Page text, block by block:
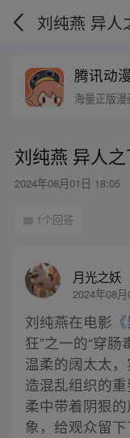
刘纯燕 异人
腾讯动
海量正版漫
刘纯燕 异人
2024年08月01日 18:05
1个回答
月光之妖
2024年08
刘纯燕在电影
狂”之一的“穿
温柔的阔太太
造混乱组织的
柔中带着阴狠
象，给观众留下